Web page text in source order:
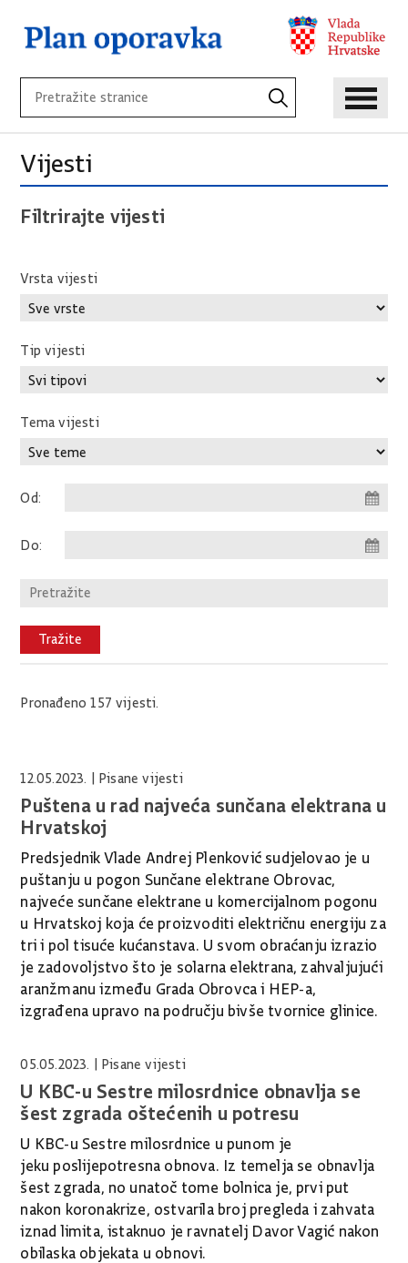
Vijesti
Filtrirajte vijesti
Vrsta vijesti
Tip vijesti
Tema vijesti
Od:
Do:
Pronađeno 157 vijesti.
12.05.2023. | Pisane vijesti
Puštena u rad najveća sunčana elektrana u
Hrvatskoj
Predsjednik Vlade Andrej Plenković sudjelovao je u
puštanju u pogon Sunčane elektrane Obrovac,
najveće sunčane elektrane u komercijalnom pogonu
u Hrvatskoj koja će proizvoditi električnu energiju za
tri i pol tisuće kućanstava. U svom obraćanju izrazio
je zadovoljstvo što je solarna elektrana, zahvaljujući
aranžmanu između Grada Obrovca i HEP-a,
izgrađena upravo na području bivše tvornice glinice.
05.05.2023. | Pisane vijesti
U KBC-u Sestre milosrdnice obnavlja se
šest zgrada oštećenih u potresu
U KBC-u Sestre milosrdnice u punom je
jeku poslijepotresna obnova. Iz temelja se obnavlja
šest zgrada, no unatoč tome bolnica je, prvi put
nakon koronakrize, ostvarila broj pregleda i zahvata
iznad limita, istaknuo je ravnatelj Davor Vagić nakon
obilaska objekata u obnovi.